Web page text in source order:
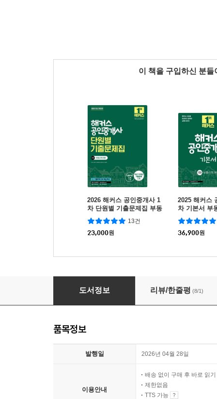
이 책을 구입하신 분
2026 해커스 공인중개사 1
차 단원별 기출문제집 부동
산학개론
13건
23,000원
2025 해커스
차 기본서 부
36,900원
2026 해커스 공인중개사 1차 단원별 기출문제
도서정보 리뷰/한줄평 (8/1)
품목정보
발행일 2026년 04월 28일
이용안내
배송 없이 구매 후 바로 읽기
제한없음
TTS 가능